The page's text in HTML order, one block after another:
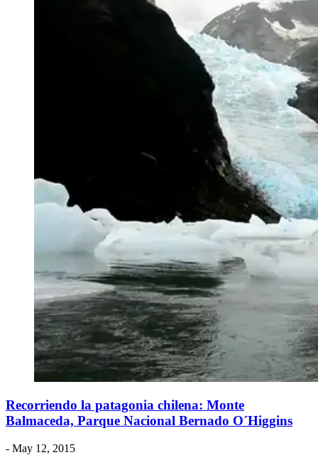
Recorriendo la patagonia chilena: Monte
Balmaceda, Parque Nacional Bernado O´Higgins
- May 12, 2015